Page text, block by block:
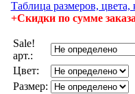
Таблица размеров, цвета,
+Скидки по сумме
Sale!
арт.:
Цвет:
Размер: